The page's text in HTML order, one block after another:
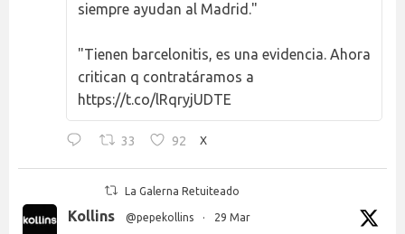
siempre ayudan al Madrid."
"Tienen barcelonitis, es una evidencia. Ahora
critican q contratáramos a
https://t.co/lRqryjUDTE
33 92 X
La Galerna Retuiteado
Kollins @pepekollins · 29 Mar